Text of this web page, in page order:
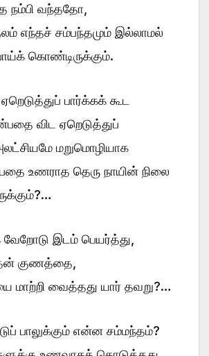
நம்பி வந்ததோ,
எந்தச் சம்பந்தமும் இல்லாமல்
கொண்டிருக்கும்.
பார்க்கக் கூட
விட ஏறெடுத்துப்
மறுமொழியாக
உணராத தெரு நாயின் நிலை
இடம் பெயர்த்து,
குணத்தை,
மாற்றி வைத்தது யார் தவறு?…
பாலுக்கும் என்ன சம்மந்தம்?